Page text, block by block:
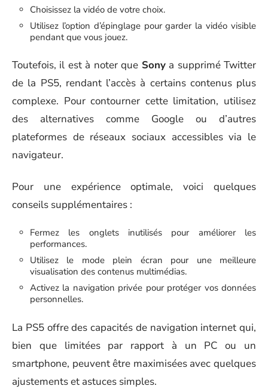
Choisissez la vidéo de votre choix.
Utilisez l’option d’épinglage pour garder la vidéo visible
pendant que vous jouez.
Toutefois, il est à noter que Sonya supprimé Twitter
de la PS5, rendant l’accès à certains contenus plus
complexe. Pour contourner cette limitation, utilisez
des alternatives comme Google ou d’autres
plateformes de réseaux sociaux accessibles via le
navigateur.
Pour une expérience optimale, voici quelques
conseils supplémentaires :
Fermez les onglets inutilisés pour améliorer les
performances.
Utilisez le mode plein écran pour une meilleure
visualisation des contenus multimédias.
Activez la navigation privée pour protéger vos données
personnelles.
La PS5 offre des capacités de navigation internet qui,
bien que limitées par rapport à un PC ou un
smartphone, peuvent être maximisées avec quelques
ajustements et astuces simples.